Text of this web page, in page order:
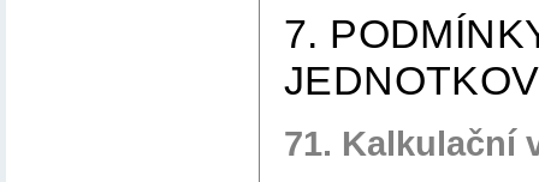
7.
71. Kalkulační